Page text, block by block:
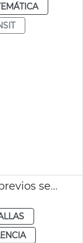
refuerzo EMT València actos previos semana fallera